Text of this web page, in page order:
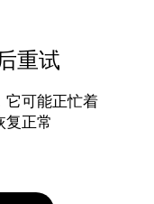
重试
它可能正忙着
复正常